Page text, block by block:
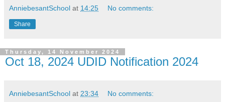
AnniebesantSchool at 14:25 No comments:
Share
Thursday, 14 November 2024
Oct 18, 2024 UDID Notification 2024
AnniebesantSchool at 23:34 No comments: